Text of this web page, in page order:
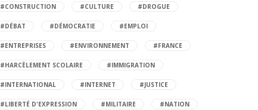
#CONSTRUCTION #CULTURE #DROGUE
#DÉBAT #DÉMOCRATIE #EMPLOI
#ENTREPRISES #ENVIRONNEMENT #FRANCE
#HARCÈLEMENT SCOLAIRE #IMMIGRATION
#INTERNATIONAL #INTERNET #JUSTICE
#LIBERTÉ D'EXPRESSION #MILITAIRE #NATION